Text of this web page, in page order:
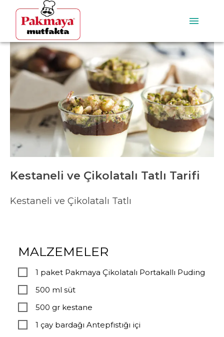
Kestaneli ve Çikolatalı Tatlı Tarifi
Kestaneli ve Çikolatalı Tatlı
MALZEMELER
1 paket Pakmaya Çikolatalı Portakallı Puding
500 ml süt
500 gr kestane
1 çay bardağı Antepfıstığı içi